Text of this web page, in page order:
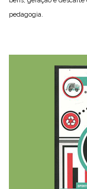
pedagogia.